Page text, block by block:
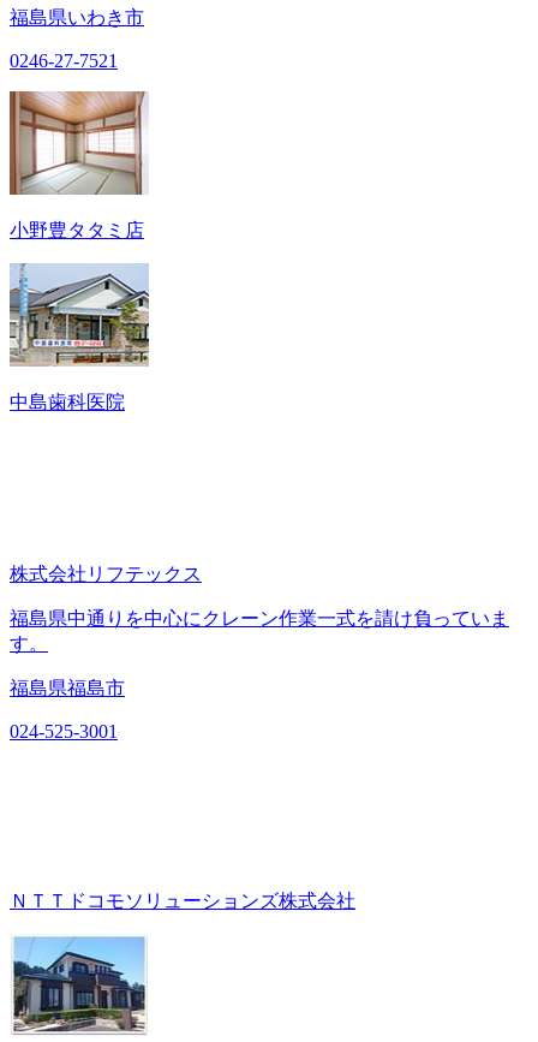
福島県いわき市
0246-27-7521
小野豊タタミ店
中島歯科医院
株式会社リフテックス
福島県中通りを中心にクレーン作業一式を請け負っていま
す。
福島県福島市
024-525-3001
ＮＴＴドコモソリューションズ株式会社